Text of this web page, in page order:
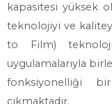
kapasitesi yüksek
teknolojiyi ve
to Film)
uygulamalarıyla
fonksiyonelliği
çıkmaktadır.